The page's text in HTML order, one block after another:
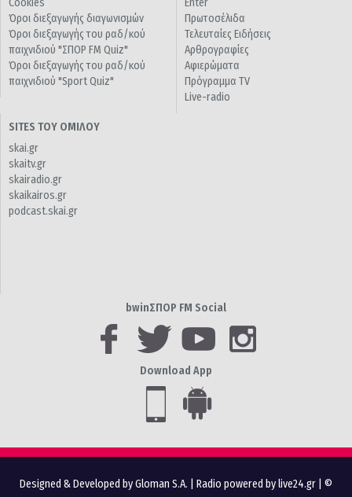
Cookies
Όροι διεξαγωγής διαγωνισμών
Όροι διεξαγωγής του ραδ/κού
παιχνιδιού "ΣΠΟΡ FM Quiz"
Όροι διεξαγωγής του ραδ/κού
παιχνιδιού "Sport Quiz"
Enter
Πρωτοσέλιδα
Τελευταίες Ειδήσεις
Αρθρογραφίες
Αφιερώματα
Πρόγραμμα TV
Live-radio
SITES ΤΟΥ ΟΜΙΛΟΥ
skai.gr
skaitv.gr
skairadio.gr
skaikairos.gr
podcast.skai.gr
bwinΣΠΟΡ FM Social
Download App
Designed & Developed by Gloman S.A. Radio powered by live24.gr | ©